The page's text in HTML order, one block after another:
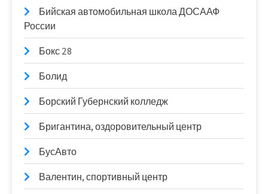
Бийская автомобильная школа ДОСААФ
России
Бокс 28
Болид
Борский Губернский колледж
Бригантина, оздоровительный центр
БусАвто
Валентин, спортивный центр